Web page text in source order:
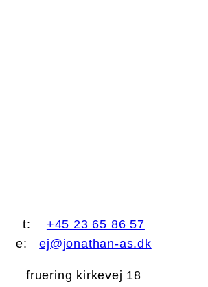
t: +45 23 65 86 57
e:ej@jonathan-as.dk
fruering kirkevej 18